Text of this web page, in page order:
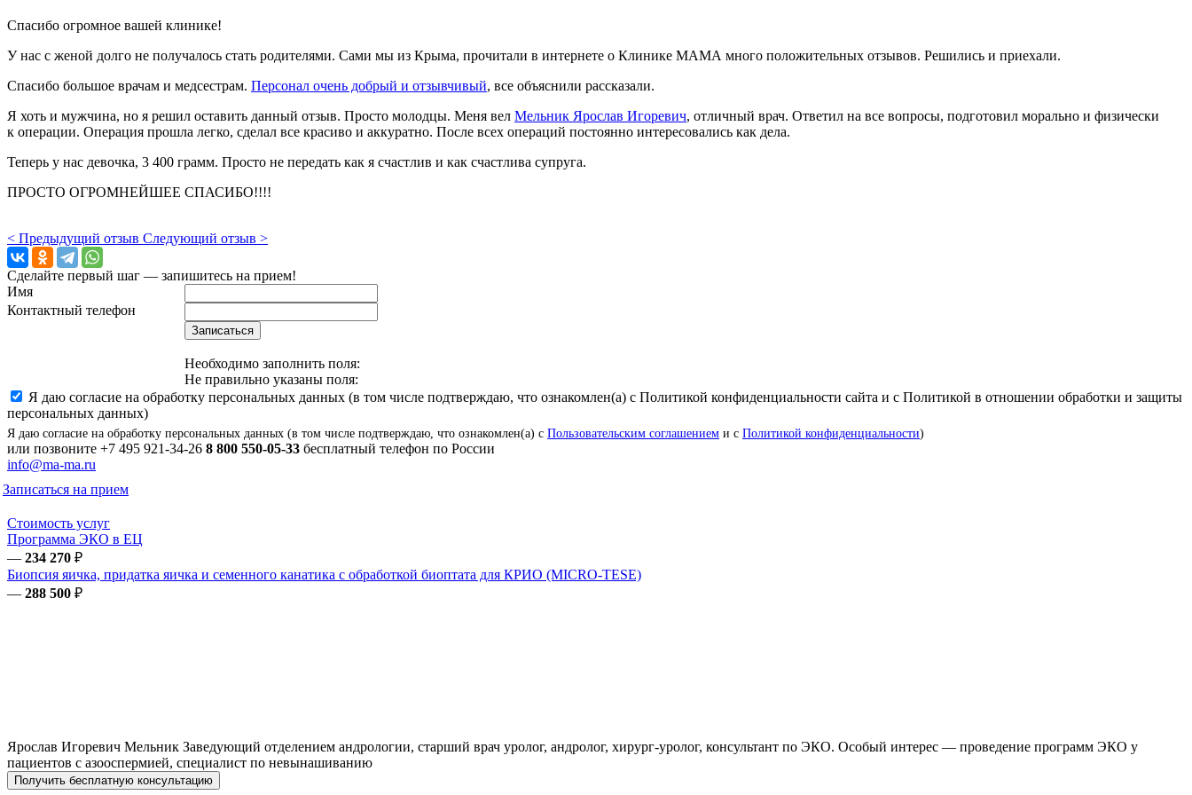
Спасибо огромное вашей клинике!
У нас с женой долго не получалось стать родителями. Сами мы из Крыма, прочитали в интернете о Клинике МАМА много положительных отзывов. Решились и приехали.
Спасибо большое врачам и медсестрам. Персонал очень добрый и отзывчивый, все объяснили рассказали.
Я хоть и мужчина, но я решил оставить данный отзыв. Просто молодцы. Меня вел Мельник Ярослав Игоревич, отличный врач. Ответил на все вопросы, подготовил морально и физически
к операции. Операция прошла легко, сделал все красиво и аккуратно. После всех операций постоянно интересовались как дела.
Теперь у нас девочка, 3 400 грамм. Просто не передать как я счастлив и как счастлива супруга.
ПРОСТО ОГРОМНЕЙШЕЕ СПАСИБО!!!!
< Предыдущий отзыв Следующий отзыв >
Сделайте первый шаг — запишитесь на прием!
Имя
Контактный телефон
Записаться
Необходимо заполнить поля:
Не правильно указаны поля:
Я даю согласие на обработку персональных данных (в том числе подтверждаю, что ознакомлен(а) с Политикой конфиденциальности сайта и с Политикой в отношении обработки и защиты
персональных данных)
Я даю согласие на обработку персональных данных (в том числе подтверждаю, что ознакомлен(а) с Пользовательским соглашением и с Политикой конфиденциальности)
или позвоните +7 495 921-34-26 8 800 550-05-33 бесплатный телефон по России
info@ma-ma.ru
Записаться на прием
Стоимость услуг
Программа ЭКО в ЕЦ
— 234 270 ₽
Биопсия яичка, придатка яичка и семенного канатика с обработкой биоптата для КРИО (MICRO-TESE)
— 288 500 ₽
Ярослав Игоревич Мельник Заведующий отделением андрологии, старший врач уролог, андролог, хирург-уролог, консультант по ЭКО. Особый интерес — проведение программ ЭКО у
пациентов с азооспермией, специалист по невынашиванию
Получить бесплатную консультацию